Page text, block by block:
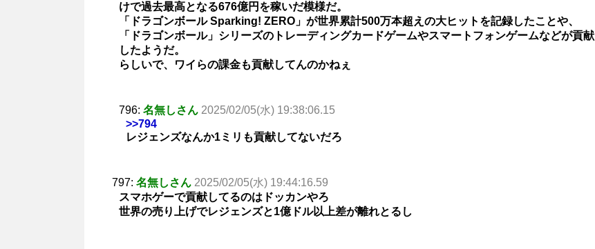
けで過去最高となる676億円を稼いだ模様だ。
「ドラゴンボール Sparking! ZERO」が世界累計500万本超えの大ヒットを記録したことや、
「ドラゴンボール」シリーズのトレーディングカードゲームやスマートフォンゲームなどが貢献
したようだ。
らしいで、ワイらの課金も貢献してんのかねぇ
796: 名無しさん 2025/02/05(水) 19:38:06.15
>>794
レジェンズなんか1ミリも貢献してないだろ
797: 名無しさん 2025/02/05(水) 19:44:16.59
スマホゲーで貢献してるのはドッカンやろ
世界の売り上げでレジェンズと1億ドル以上差が離れとるし